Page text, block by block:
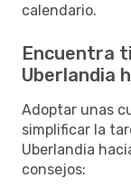
calendario.
Encuentra
Uberlandia
Adoptar unas
simplificar la
Uberlandia
consejos: